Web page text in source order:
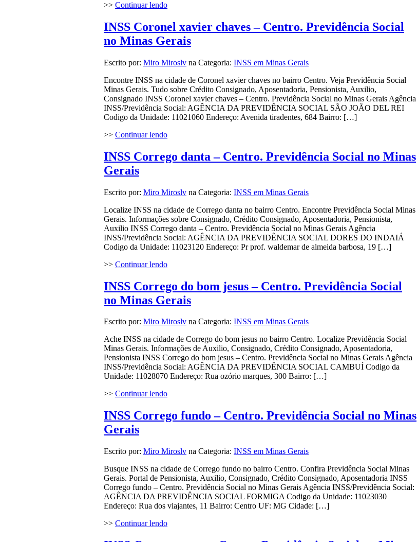
>> Continuar lendo
INSS Coronel xavier chaves – Centro. Previdência Social
no Minas Gerais
Escrito por: Miro Miroslv na Categoria: INSS em Minas Gerais
Encontre INSS na cidade de Coronel xavier chaves no bairro Centro. Veja Previdência Social
Minas Gerais. Tudo sobre Crédito Consignado, Aposentadoria, Pensionista, Auxilio,
Consignado INSS Coronel xavier chaves – Centro. Previdência Social no Minas Gerais Agência
INSS/Previdência Social: AGÊNCIA DA PREVIDÊNCIA SOCIAL SÃO JOÃO DEL REI
Codigo da Unidade: 11021060 Endereço: Avenida tiradentes, 684 Bairro: […]
>> Continuar lendo
INSS Corrego danta – Centro. Previdência Social no Minas
Gerais
Escrito por: Miro Miroslv na Categoria: INSS em Minas Gerais
Localize INSS na cidade de Corrego danta no bairro Centro. Encontre Previdência Social Minas
Gerais. Informações sobre Consignado, Crédito Consignado, Aposentadoria, Pensionista,
Auxilio INSS Corrego danta – Centro. Previdência Social no Minas Gerais Agência
INSS/Previdência Social: AGÊNCIA DA PREVIDÊNCIA SOCIAL DORES DO INDAIÁ
Codigo da Unidade: 11023120 Endereço: Pr prof. waldemar de almeida barbosa, 19 […]
>> Continuar lendo
INSS Corrego do bom jesus – Centro. Previdência Social
no Minas Gerais
Escrito por: Miro Miroslv na Categoria: INSS em Minas Gerais
Ache INSS na cidade de Corrego do bom jesus no bairro Centro. Localize Previdência Social
Minas Gerais. Informações de Auxilio, Consignado, Crédito Consignado, Aposentadoria,
Pensionista INSS Corrego do bom jesus – Centro. Previdência Social no Minas Gerais Agência
INSS/Previdência Social: AGÊNCIA DA PREVIDÊNCIA SOCIAL CAMBUÍ Codigo da
Unidade: 11028070 Endereço: Rua ozório marques, 300 Bairro: […]
>> Continuar lendo
INSS Corrego fundo – Centro. Previdência Social no Minas
Gerais
Escrito por: Miro Miroslv na Categoria: INSS em Minas Gerais
Busque INSS na cidade de Corrego fundo no bairro Centro. Confira Previdência Social Minas
Gerais. Portal de Pensionista, Auxilio, Consignado, Crédito Consignado, Aposentadoria INSS
Corrego fundo – Centro. Previdência Social no Minas Gerais Agência INSS/Previdência Social:
AGÊNCIA DA PREVIDÊNCIA SOCIAL FORMIGA Codigo da Unidade: 11023030
Endereço: Rua dos viajantes, 11 Bairro: Centro UF: MG Cidade: […]
>> Continuar lendo